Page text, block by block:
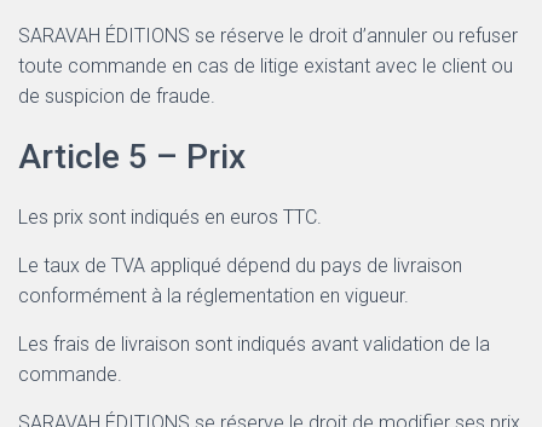
SARAVAH ÉDITIONS se réserve le droit d’annuler ou refuser
toute commande en cas de litige existant avec le client ou
de suspicion de fraude.
Article 5 – Prix
Les prix sont indiqués en euros TTC.
Le taux de TVA appliqué dépend du pays de livraison
conformément à la réglementation en vigueur.
Les frais de livraison sont indiqués avant validation de la
commande.